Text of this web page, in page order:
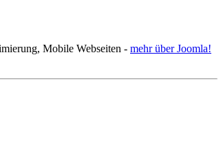
Mobile Webseiten - mehr über Joomla!